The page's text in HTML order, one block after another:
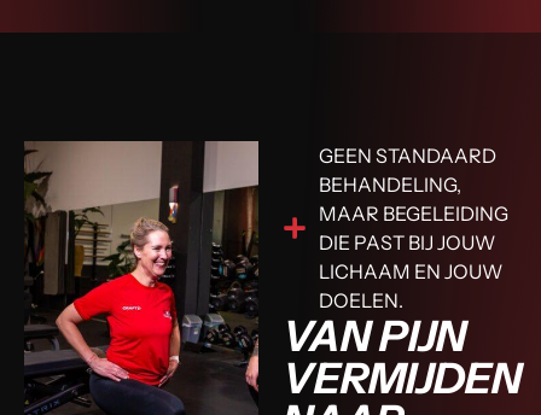
GEEN STANDAARD
BEHANDELING,
MAAR BEGELEIDING
DIE PAST BIJ JOUW
LICHAAM EN JOUW
DOELEN.
VAN PIJN
VERMIJDEN